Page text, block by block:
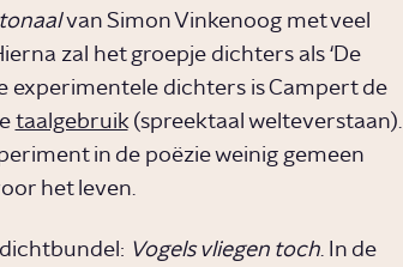
van Simon Vinkenoog met veel
zal het groepje dichters als ‘De
experimentele dichters is Campert de
taalgebruik(spreektaal welteverstaan).
in de poëzie weinig gemeen
het leven.
dichtbundel: Vogels vliegen toch. In de